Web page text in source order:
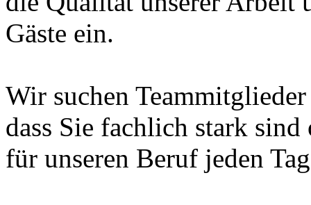
Gäste ein.
Wir suchen
dass Sie fachlich stark
für unseren Beruf jeden